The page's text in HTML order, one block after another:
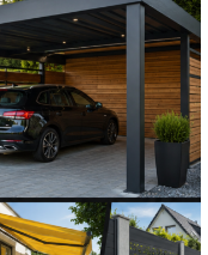
Besonders
Ennigerloh,
Emden,
und
modernen